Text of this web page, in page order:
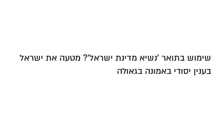
שימוש בתואר 'נשיא מדינת ישראל'? מטעה את ישראל
בענין יסודי באמונה בגאולה